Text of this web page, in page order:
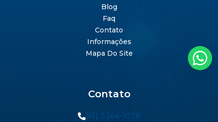
Blog
Faq
Contato
Informações
Mapa Do Site
Contato
(61) 3364-1078